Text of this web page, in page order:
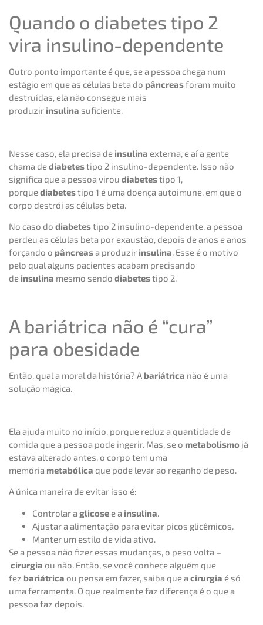
Quando o diabetes tipo 2
vira insulino-dependente
Outro ponto importante é que, se a pessoa chega num
estágio em que as células beta do pâncreasforam muito
destruídas, ela não consegue mais
produzir insulina suficiente.
Nesse caso, ela precisa de insulina externa, e aí a gente
chama dediabetestipo 2 insulino-dependente. Isso não
significa que a pessoa virou diabetestipo 1,
porquediabetestipo 1 é uma doença autoimune, em que o
corpo destrói as células beta.
No caso do diabetestipo 2 insulino-dependente, a pessoa
perdeu as células beta por exaustão, depois de anos e anos
forçando o pâncreasa produzir insulina. Esse é o motivo
pelo qual alguns pacientes acabam precisando
de insulina mesmo sendo diabetestipo 2.
A bariátrica não é “cura”
para obesidade
Então, qual a moral da história? A bariátrica não é uma
solução mágica.
Ela ajuda muito no início, porque reduz a quantidade de
comida que a pessoa pode ingerir. Mas, se o metabolismo já
estava alterado antes, o corpo tem uma
memória metabólica que pode levar ao reganho de peso.
A única maneira de evitar isso é:
Controlar a glicose e a insulina
Ajustar a alimentação para evitar picos glicêmicos.
Manter um estilo de vida ativo.
Se a pessoa não fizer essas mudanças, o peso volta –
cirurgia ou não. Então, se você conhece alguém que
fez bariátrica ou pensa em fazer, saiba que a cirurgia é só
uma ferramenta. O que realmente faz diferença é o que a
pessoa faz depois.